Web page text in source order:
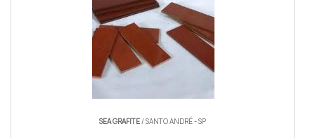
SEA GRAFITE/ SANTO ANDRÉ - SP